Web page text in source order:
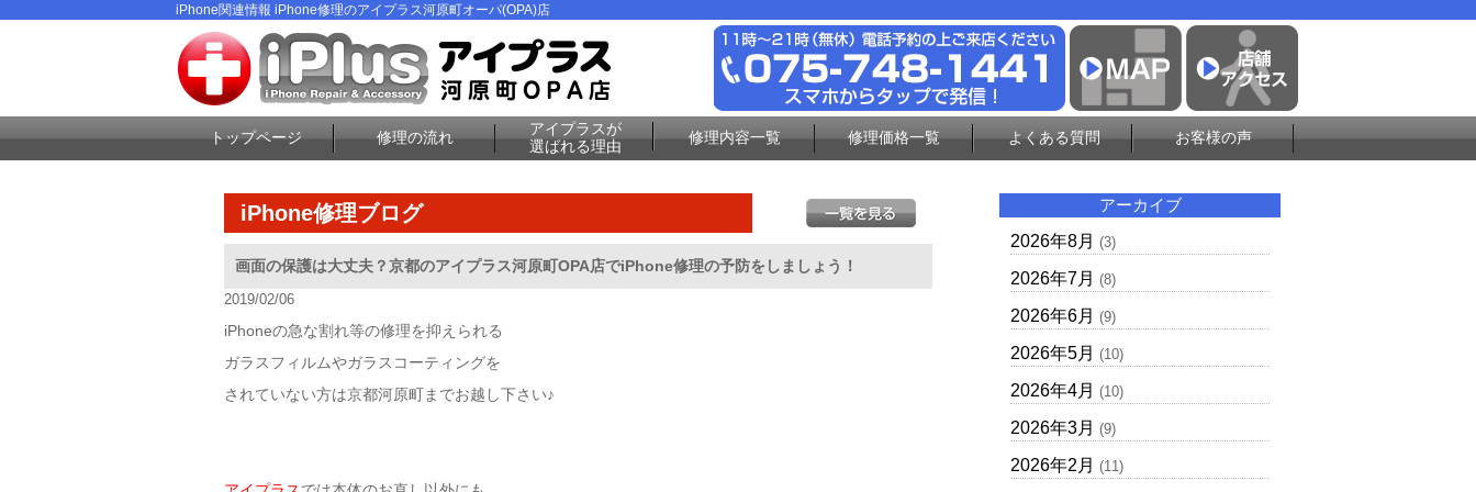
iPhone関連情報 iPhone修理のアイプラス河原町オーパ(OPA)店
トップページ 修理の流れ
アイプラスが
選ばれる理由
修理内容一覧 修理価格一覧 よくある質問 お客様の声
iPhone修理ブログ
画面の保護は大丈夫？京都のアイプラス河原町OPA店でiPhone修理の予防をしましょう！
2019/02/06
iPhoneの急な割れ等の修理を抑えられる
ガラスフィルムやガラスコーティングを
されていない方は京都河原町までお越し下さい♪
アーカイブ
2026年8月 (3)
2026年7月 (8)
2026年6月 (9)
2026年5月 (10)
2026年4月 (10)
2026年3月 (9)
2026年2月 (11)